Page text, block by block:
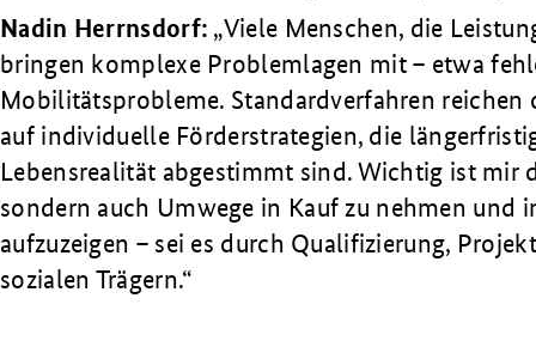
Nadin Herrnsdorf: Viele Menschen, die
bringen komplexe Problemlagen mit – etwa
Mobilitätsprobleme. Standardverfahren reichen
auf individuelle Förderstrategien, die
Lebensrealität abgestimmt sind. Wichtig ist mir
sondern auch Umwege in Kauf zu nehmen und
aufzuzeigen – sei es durch Qualifizierung,
sozialen Trägern.